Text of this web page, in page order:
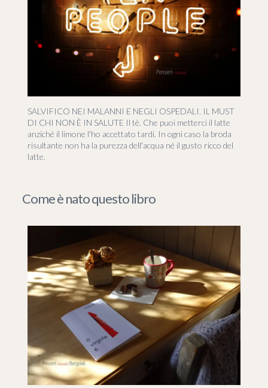
SALVIFICO NEI MALANNI E NEGLI OSPEDALI. IL MUST
DI CHI NON È IN SALUTE Il tè. Che puoi metterci il latte
anziché il limone l'ho accettato tardi. In ogni caso la broda
risultante non ha la purezza dell'acqua né il gusto ricco del
latte.
Come è nato questo libro